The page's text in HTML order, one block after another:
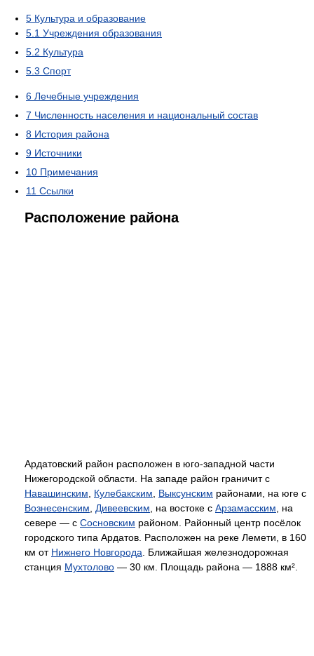
5 Культура и образование
5.1 Учреждения образования
5.2 Культура
5.3 Спорт
6 Лечебные учреждения
7 Численность населения и национальный состав
8 История района
9 Источники
10 Примечания
11 Ссылки
Расположение района
Ардатовский район расположен в юго-западной части
Нижегородской области. На западе район граничит с
Навашинским
Кулебакским Выксунским районами, на юге с
Вознесенским
Дивеевским , на востоке с Арзамасским , на
севере — с Сосновским районом. Районный центр посёлок
городского типа Ардатов. Расположен на реке Лемети, в 160
км от Нижнего Новгорода . Ближайшая железнодорожная
станция Мухтолово — 30 км. Площадь района — 1888 км².